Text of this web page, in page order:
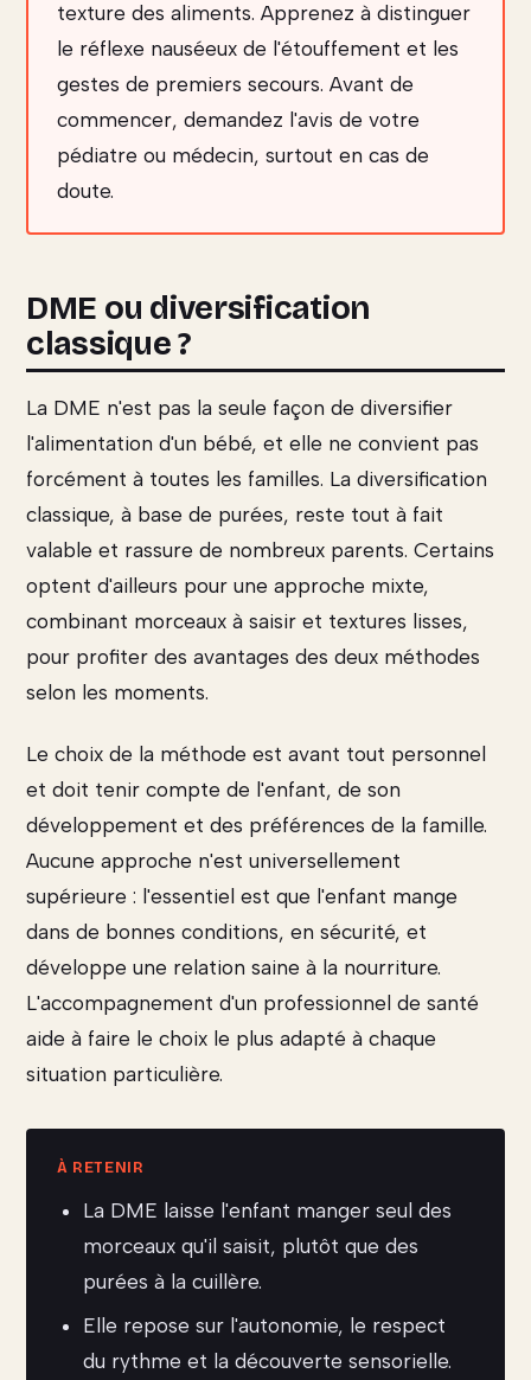
texture des aliments. Apprenez à distinguer
le réflexe nauséeux de l'étouffement et les
gestes de premiers secours. Avant de
commencer, demandez l'avis de votre
pédiatre ou médecin, surtout en cas de
doute.
DME ou diversification
classique ?
La DME n'est pas la seule façon de diversifier
l'alimentation d'un bébé, et elle ne convient pas
forcément à toutes les familles. La diversification
classique, à base de purées, reste tout à fait
valable et rassure de nombreux parents. Certains
optent d'ailleurs pour une approche mixte,
combinant morceaux à saisir et textures lisses,
pour profiter des avantages des deux méthodes
selon les moments.
Le choix de la méthode est avant tout personnel
et doit tenir compte de l'enfant, de son
développement et des préférences de la famille.
Aucune approche n'est universellement
supérieure : l'essentiel est que l'enfant mange
dans de bonnes conditions, en sécurité, et
développe une relation saine à la nourriture.
L'accompagnement d'un professionnel de santé
aide à faire le choix le plus adapté à chaque
situation particulière.
La DME laisse l'enfant manger seul des
morceaux qu'il saisit, plutôt que des
purées à la cuillère.
Elle repose sur l'autonomie, le respect
du rythme et la découverte sensorielle.